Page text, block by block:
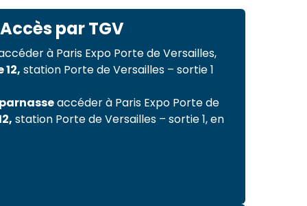
Accès par TGV
à Paris Expo Porte de Versailles,
12, station Porte de Versailles – sortie 1
accéder à Paris Expo Porte de
station Porte de Versailles – sortie 1, en